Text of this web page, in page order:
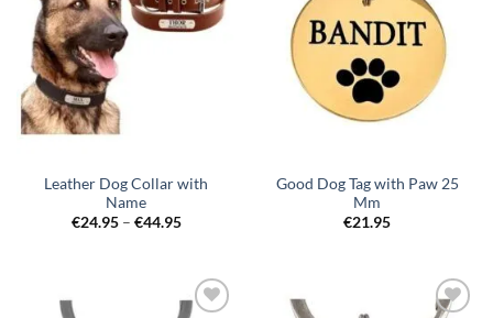
Leather Dog Collar with
Name
€24.95 – €44.95Price
€44.95
Good Dog Tag with Paw 25
Mm
€21.95